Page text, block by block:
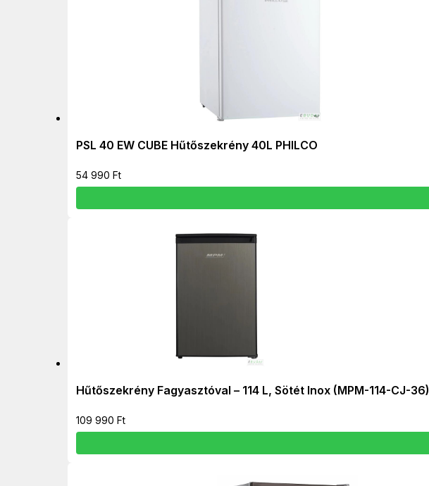
PSL 40 EW CUBE Hűtőszekrény 40L PHILCO
54 990 Ft
Hűtőszekrény Fagyasztóval – 114 L, Sötét Inox (MPM-114-CJ-36)
109 990 Ft